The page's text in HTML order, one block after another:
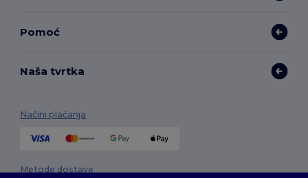
Pomoć
Naša tvrtka
Načini plaćanja
Metode dostave